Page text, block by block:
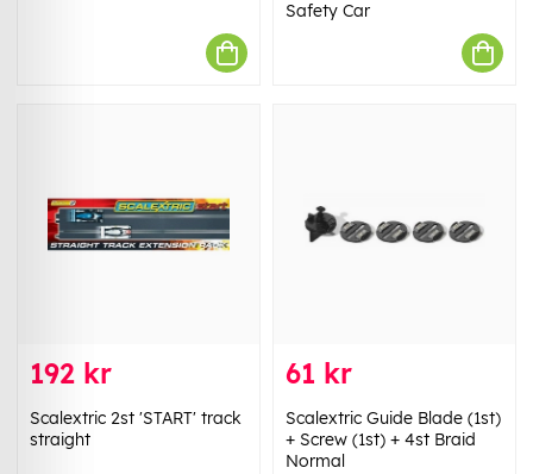
Safety Car
192 kr
Scalextric 2st 'START' track
straight
61 kr
Scalextric Guide Blade (1st)
+ Screw (1st) + 4st Braid
Normal